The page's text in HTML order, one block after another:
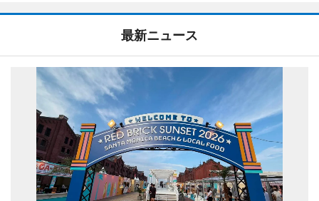
最新ニュース